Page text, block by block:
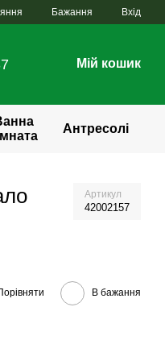
Бажання Вхід
Мій кошик
Антресолі
Артикул
42002157
В бажання